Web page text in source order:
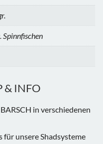
Spinnfischen
& INFO
in verschiedenen
für unsere Shadsysteme